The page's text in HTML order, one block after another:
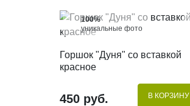
100%
уникальные фото
КУПИТЬ В 1 КЛИК
Горшок "Дуня" со вставкой
красное
450 руб. В КОРЗИНУ